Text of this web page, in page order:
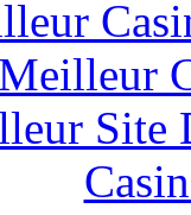
Meilleur
Site